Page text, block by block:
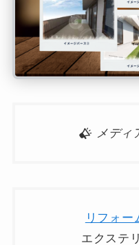
メディ
リフォー
エクステ